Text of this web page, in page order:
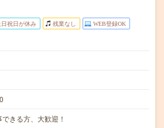
日祝日が休み 残業なし WEB登録OK
きる方、大歓迎！